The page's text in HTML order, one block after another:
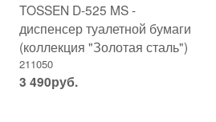
TOSSEN D-525 MS -
диспенсер туалетной бумаги
(коллекция "Золотая сталь")
211050
3 490руб.